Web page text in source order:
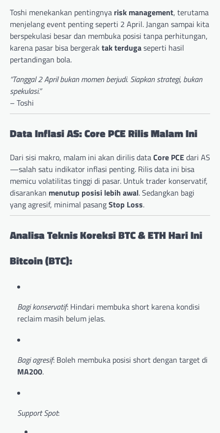
Toshi menekankan pentingnya risk management, terutama
menjelang event penting seperti 2 April. Jangan sampai kita
berspekulasi besar dan membuka posisi tanpa perhitungan,
karena pasar bisa bergerak tak terdugaseperti hasil
pertandingan bola.
“Tanggal 2 April bukan momen berjudi. Siapkan strategi, bukan
spekulasi.”
– Toshi
Data Inflasi AS: Core PCE Rilis Malam Ini
Dari sisi makro, malam ini akan dirilis dataCore PCEdari AS
—salah satu indikator inflasi penting. Rilis data ini bisa
memicu volatilitas tinggi di pasar. Untuk trader konservatif,
disarankan menutup posisi lebih awal. Sedangkan bagi
yang agresif, minimal pasangStop Loss.
Analisa Teknis Koreksi BTC & ETH Hari Ini
Bitcoin (BTC):
Bagi konservatif: Hindari membuka short karena kondisi
reclaim masih belum jelas.
Bagi agresif: Boleh membuka posisi short dengan target di
MA200.
Support Spot: